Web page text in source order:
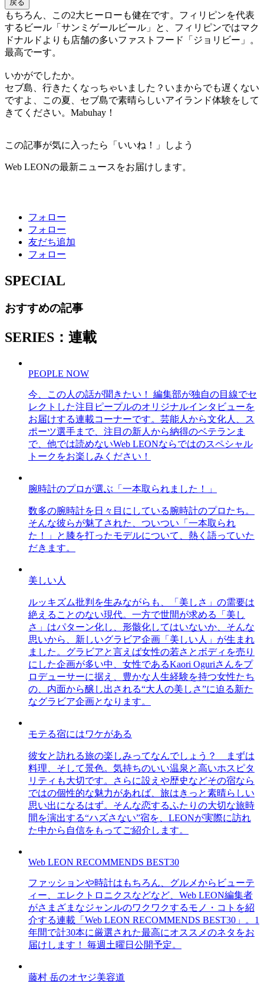
戻る
もちろん、この2大ヒーローも健在です。フィリピンを代表
するビール「サンミゲールビール」と、フィリピンではマク
ドナルドよりも店舗の多いファストフード「ジョリビー」。
最高でーす。
いかがでしたか。
セブ島、行きたくなっちゃいました？いまからでも遅くない
ですよ、この夏、セブ島で素晴らしいアイランド体験をして
きてください。Mabuhay！
この記事が気に入ったら「いいね！」しよう
Web LEONの最新ニュースをお届けします。
フォロー
フォロー
友だち追加
フォロー
SPECIAL
おすすめの記事
SERIES：連載
PEOPLE NOW
今、この人の話が聞きたい！ 編集部が独自の目線でセ
レクトした注目ピープルのオリジナルインタビューを
お届けする連載コーナーです。芸能人から文化人、ス
ポーツ選手まで、注目の新人から納得のベテランま
で、他では読めないWeb LEONならではのスペシャル
トークをお楽しみください！
腕時計のプロが選ぶ「一本取られました！」
数多の腕時計を日々目にしている腕時計のプロたち。
そんな彼らが魅了された、ついつい「一本取られ
た！」と膝を打ったモデルについて、熱く語っていた
だきます。
美しい人
ルッキズム批判を生みながらも、「美しさ」の需要は
絶えることのない現代。一方で世間が求める「美し
さ」はパターン化し、形骸化してはいないか、そんな
思いから、新しいグラビア企画「美しい人」が生まれ
ました。グラビアと言えば女性の若さとボディを売り
にした企画が多い中、女性であるKaori Oguriさんをプ
ロデューサーに据え、豊かな人生経験を持つ女性たち
の、内面から醸し出される“大人の美しさ”に迫る新た
なグラビア企画となります。
モテる宿にはワケがある
彼女と訪れる旅の楽しみってなんでしょう？ まずは
料理、そして景色。気持ちのいい温泉と高いホスピタ
リティも大切です。さらに設えや歴史などその宿なら
ではの個性的な魅力があれば、旅はきっと素晴らしい
思い出になるはず。そんな恋するふたりの大切な旅時
間を演出する“ハズさない”宿を、LEONが実際に訪れ
た中から自信をもってご紹介します。
Web LEON RECOMMENDS BEST30
ファッションや時計はもちろん、グルメからビューテ
ィー、エレクトロニクスなどなど、Web LEON編集者
がさまざまなジャンルのワクワクするモノ・コトを紹
介する連載「Web LEON RECOMMENDS BEST30」。1
年間で計30本に厳選された最高にオススメのネタをお
届けします！ 毎週土曜日公開予定。
藤村 岳のオヤジ美容道